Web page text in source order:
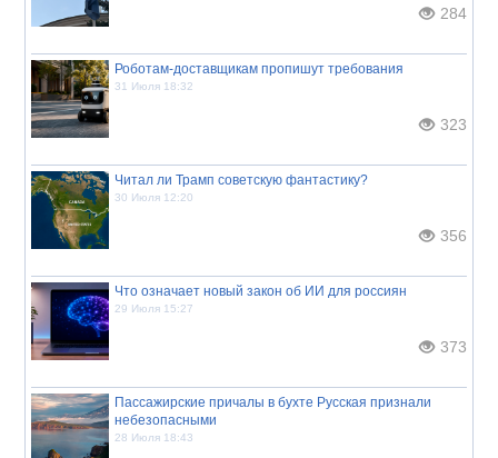
284
Роботам-доставщикам пропишут требования
31 Июля 18:32
323
Читал ли Трамп советскую фантастику?
30 Июля 12:20
356
Что означает новый закон об ИИ для россиян
29 Июля 15:27
373
Пассажирские причалы в бухте Русская признали
небезопасными
28 Июля 18:43